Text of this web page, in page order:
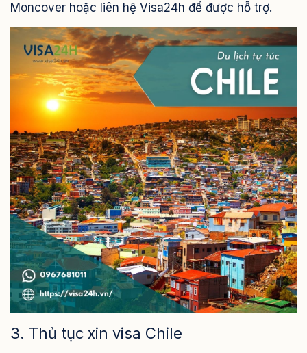
Moncover hoặc liên hệ Visa24h để được hỗ trợ.
3. Thủ tục xin visa Chile